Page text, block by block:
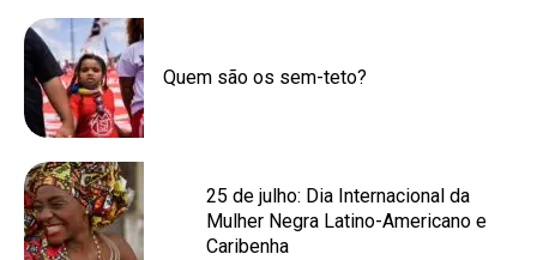
Quem são os sem-teto?
25 de julho: Dia Internacional da
Mulher Negra Latino-Americano e
Caribenha